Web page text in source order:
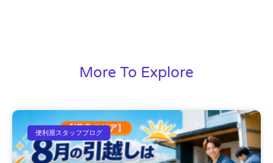
More To Explore
便利屋スタッフブログ